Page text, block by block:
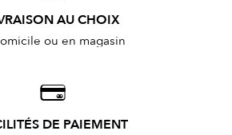
AU CHOIX
ou en magasin
DE PAIEMENT